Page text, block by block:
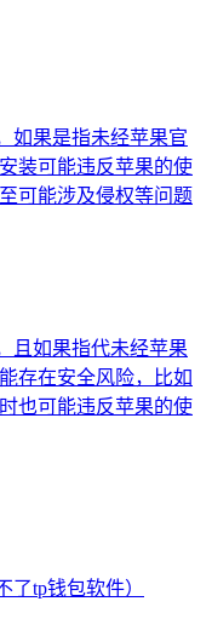
如果是指未经苹果官
装可能违反苹果的使
可能涉及侵权等问题
且如果指代未经苹果
存在安全风险，比如
也可能违反苹果的使
tp钱包软件）